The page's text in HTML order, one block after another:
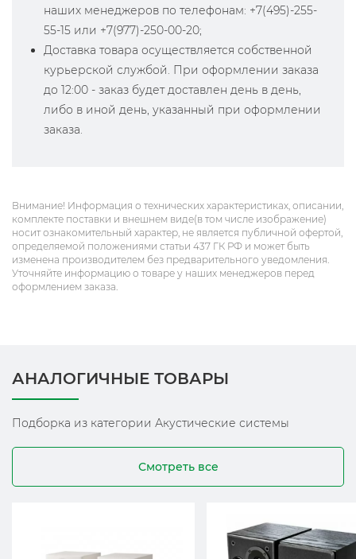
наших менеджеров по телефонам: +7(495)-255-
55-15 или +7(977)-250-00-20;
Доставка товара осуществляется собственной
курьерской службой. При оформлении заказа
до 12:00 - заказ будет доставлен день в день,
либо в иной день, указанный при оформлении
заказа.
Внимание! Информация о технических характеристиках, описании,
комплекте поставки и внешнем виде(в том числе изображение)
носит ознакомительный характер, не является публичной офертой,
определяемой положениями статьи 437 ГК РФ и может быть
изменена производителем без предварительного уведомления.
Уточняйте информацию о товаре у наших менеджеров перед
оформлением заказа.
АНАЛОГИЧНЫЕ ТОВАРЫ
Подборка из категории Акустические системы
Смотреть все